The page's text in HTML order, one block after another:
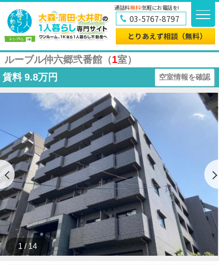
通話料無料!気軽にお電話を!
03-5767-8797
ルーブル仲六郷弐番館（1室）
賃料 9.8万円 空室情報を確認
1 / 14